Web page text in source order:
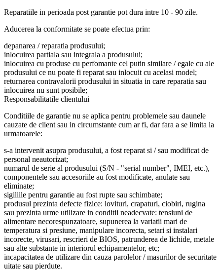
Reparatiile in perioada post garantie pot dura intre 10 - 90 zile.
Aducerea la conformitate se poate efectua prin:
depanarea / reparatia produsului;
inlocuirea partiala sau integrala a produsului;
inlocuirea cu produse cu perfomante cel putin similare / egale cu ale
produsului ce nu poate fi reparat sau inlocuit cu acelasi model;
returnarea contravalorii produsului in situatia in care reparatia sau
inlocuirea nu sunt posibile;
Responsabilitatile clientului
Conditiile de garantie nu se aplica pentru problemele sau daunele
cauzate de client sau in circumstante cum ar fi, dar fara a se limita la
urmatoarele:
s-a intervenit asupra produsului, a fost reparat si / sau modificat de
personal neautorizat;
numarul de serie al produsului (S/N - "serial number", IMEI, etc.),
componentele sau accesoriile au fost modificate, anulate sau
eliminate;
sigiliile pentru garantie au fost rupte sau schimbate;
produsul prezinta defecte fizice: lovituri, crapaturi, ciobiri, rugina
sau prezinta urme utilizare in conditii neadecvate: tensiuni de
alimentare necorespunzatoare, supunerea la variatii mari de
temperatura si presiune, manipulare incorecta, setari si instalari
incorecte, virusari, rescrieri de BIOS, patrunderea de lichide, metale
sau alte substante in interiorul echipamentelor, etc;
incapacitatea de utilizare din cauza parolelor / masurilor de securitate
uitate sau pierdute.